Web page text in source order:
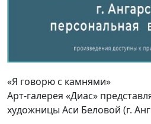
«Я говорю с камнями»
Арт-галерея «Диас»
художницы Аси Беловой (г.